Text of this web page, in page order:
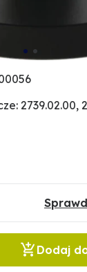
2739.02.00,
Dodaj